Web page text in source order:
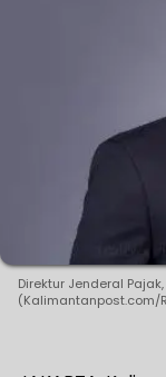
Direktur Jenderal
(Kalimantanpost.com/